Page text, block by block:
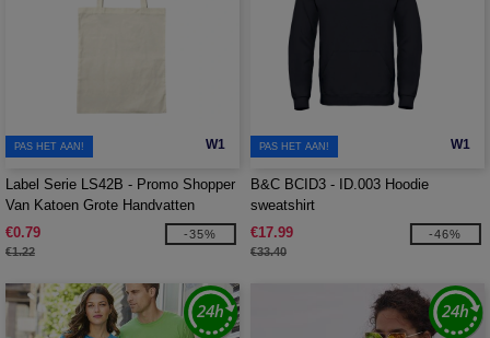
W1
PAS HET AAN!
Label Serie LS42B - Promo Shopper
Van Katoen Grote Handvatten
€0.79
€1.22
-35%
W1
PAS HET AAN!
B&C BCID3 - ID.003 Hoodie
sweatshirt
€17.99
€33.40
-46%